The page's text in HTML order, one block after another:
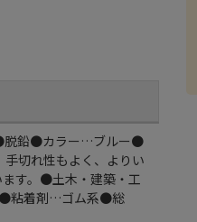
脱鉛●カラー…ブルー●
切れ性もよく、よりい
す。●土木・建築・工
●粘着剤…ゴム系●総